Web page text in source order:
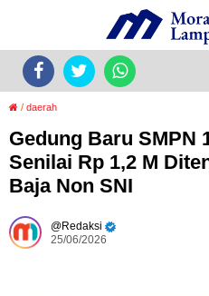
/ daerah
Gedung Baru SMPN
Senilai Rp 1,2 M
Baja Non SNI
Redaksi
25/06/2026